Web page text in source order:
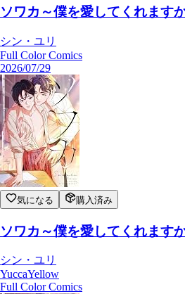
ソワカ～僕を愛してくれます
シン・ユリ
Full Color Comics
2026/07/29
気になる 購入済み
ソワカ～僕を愛してくれます
シン・ユリ
YuccaYellow
Full Color Comics